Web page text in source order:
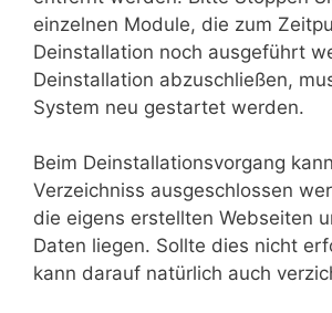
einzelnen Module, die zum
Deinstallation noch ausgeführt
Deinstallation abzuschließen,
System neu gestartet werden.
Beim Deinstallationsvorgang
Verzeichniss ausgeschlossen
die eigens erstellten Webseiten
Daten liegen. Sollte dies nicht
kann darauf natürlich auch